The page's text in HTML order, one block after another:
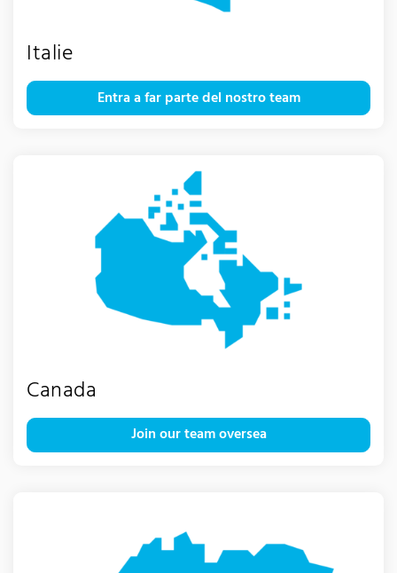
Italie
Entra a far parte del nostro team
Canada
Join our team oversea